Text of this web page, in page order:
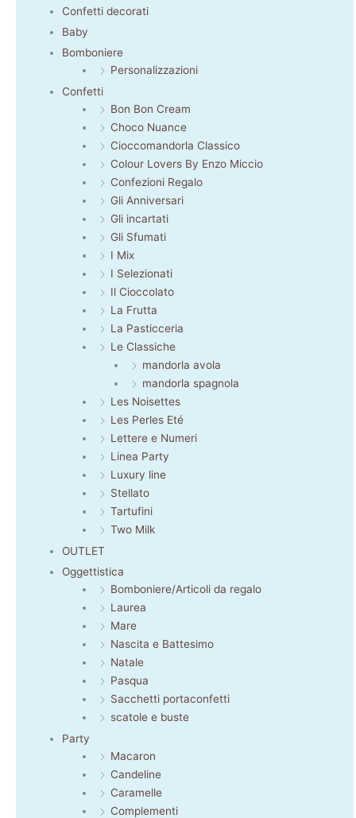
Confetti decorati
Baby
Bomboniere
Personalizzazioni
Confetti
Bon Bon Cream
Choco Nuance
Cioccomandorla Classico
Colour Lovers By Enzo Miccio
Confezioni Regalo
Gli Anniversari
Gli incartati
Gli Sfumati
I Mix
I Selezionati
Il Cioccolato
La Frutta
La Pasticceria
Le Classiche
mandorla avola
mandorla spagnola
Les Noisettes
Les Perles Eté
Lettere e Numeri
Linea Party
Luxury line
Stellato
Tartufini
Two Milk
OUTLET
Oggettistica
Bomboniere/Articoli da regalo
Laurea
Mare
Nascita e Battesimo
Natale
Pasqua
Sacchetti portaconfetti
scatole e buste
Party
Macaron
Candeline
Caramelle
Complementi